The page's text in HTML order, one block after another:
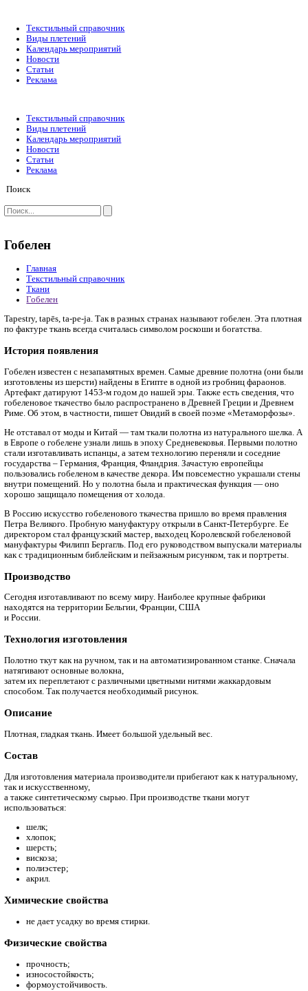
Текстильный справочник
Виды плетений
Календарь мероприятий
Новости
Статьи
Текстильный справочник
Виды плетений
Календарь мероприятий
Реклама
Гобелен
Главная
Текстильный справочник
Гобелен
Tapestry, tapēs, ta-pe-ja. Так в разных странах называют
по фактуре ткань всегда считалась символом роскоши и
Историяпоявления
Гобелен известен с незапамятных времен. Самые древние
изготовлены из шерсти) найдены в Египте в одной из
Артефакт датируют 1453-м годом до нашей эры. Также есть
Риме. Об этом, в частности, пишет Овидий в своей поэме
Не отставал от моды и Китай — там ткали полотна из
в Европе о гобелене узнали лишь в эпоху Средневековья.
государства – Германия, Франция, Фландрия. Зачастую
пользовались гобеленом в качестве декора. Им повсеместно
внутри помещений. Но у полотна была и практическая
хорошо защищало помещения от холода.
В Россию искусство гобеленового ткачества пришло во
Петра Великого. Пробную мануфактуру открыли в Санкт-
директором стал французский мастер, выходец Королевской
мануфактуры Филипп Бергагль. Под его руководством
как с традиционным библейским и пейзажным рисунком, так
Производство
находятся на территории Бельгии, Франции, США
и России.
Технология изготовления
Полотно ткут как на ручном, так и на автоматизированном
натягивают основные волокна,
затем их переплетают с различными цветными нитями
способом. Так получается необходимый рисунок.
Плотная, гладкая ткань. Имеет большой удельный вес.
Состав
Для изготовления материала производители прибегают как к
так и искусственному,